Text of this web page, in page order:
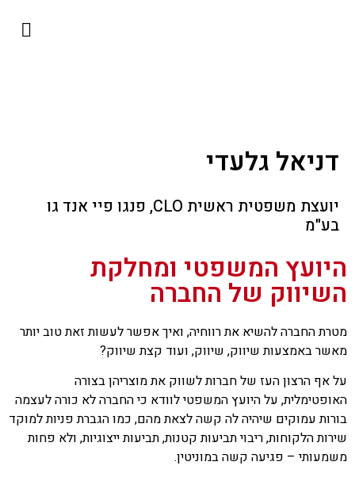
דניאל גלעדי
יועצת משפטית ראשית CLO, פנגו פיי אנד גו
בע"מ
היועץ המשפטי ומחלקת
השיווק של החברה
מטרת החברה להשיא את רווחיה, ואיך אפשר לעשות זאת טוב יותר
מאשר באמצעות שיווק, שיווק, ועוד קצת שיווק?
על אף הרצון העז של חברות לשווק את מוצריהן בצורה
האופטימלית, על היועץ המשפטי לוודא כי החברה לא כורה לעצמה
בורות עמוקים שיהיה לה קשה לצאת מהם, כמו הגברת פניות למוקד
שירות הלקוחות, ריבוי תביעות קטנות, תביעות ייצוגיות, ולא פחות
משמעותי – פגיעה קשה במוניטין.